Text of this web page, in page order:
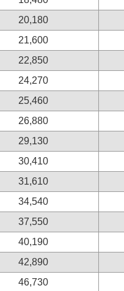
20,180
21,600
22,850
24,270
25,460
26,880
29,130
30,410
31,610
34,540
37,550
40,190
42,890
46,730